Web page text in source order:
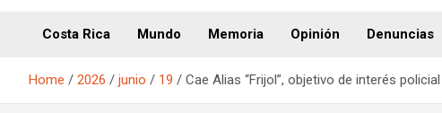
Costa Rica Mundo Memoria Opinión Denuncias
Home 2026 junio 19 Cae Alias “Frijol”, objetivo de interés